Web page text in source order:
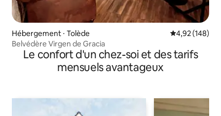
Hébergement ⋅ Tolède Évaluation
4,92 (148)
Belvédère Virgen de Gracia
Le confort d'un chez-soi et des tarifs
mensuels avantageux